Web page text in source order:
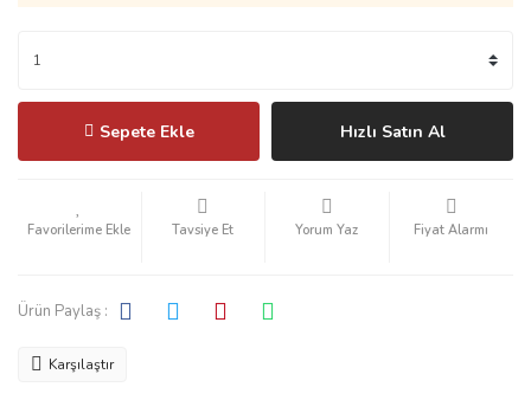
Sepete Ekle Hızlı Satın Al
Tavsiye Et Yorum Yaz Fiyat Alarmı
Ürün Paylaş :
Karşılaştır